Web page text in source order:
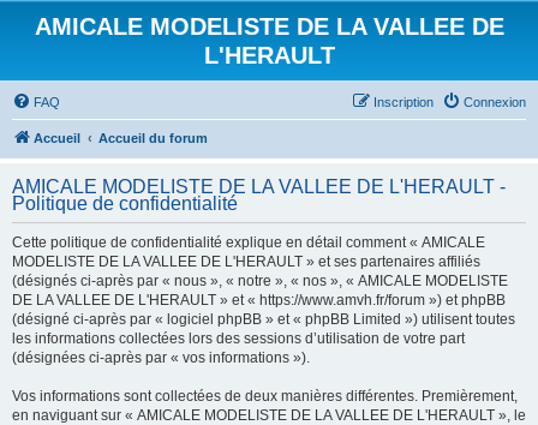
AMICALE MODELISTE DE LA VALLEE DE
L'HERAULT
FAQ Connexion
Inscription
Accueil Accueil du forum
AMICALE MODELISTE DE LA VALLEE DE L'HERAULT -
Politique de confidentialité
Cette politique de confidentialité explique en détail comment « AMICALE
MODELISTE DE LA VALLEE DE L'HERAULT » et ses partenaires affiliés
(désignés ci-après par « nous », « notre », « nos », « AMICALE MODELISTE
DE LA VALLEE DE L'HERAULT » et « https://www.amvh.fr/forum ») et phpBB
(désigné ci-après par « logiciel phpBB » et « phpBB Limited ») utilisent toutes
les informations collectées lors des sessions d’utilisation de votre part
(désignées ci-après par « vos informations »).
Vos informations sont collectées de deux manières différentes. Premièrement,
en naviguant sur « AMICALE MODELISTE DE LA VALLEE DE L'HERAULT », le